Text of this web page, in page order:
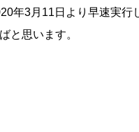
年3月11日より早速実行
と思います。